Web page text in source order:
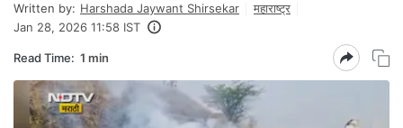
Written by: Harshada Jaywant Shirsekar
महाराष्ट्र
Jan 28, 2026 11:58 IST
Read Time: 1 min